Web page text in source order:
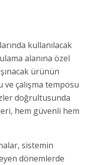
kullanılacak
alanına özel
ürünün
ve çalışma temposu
doğrultusunda
hem güvenli hem
sistemin
dönemlerde